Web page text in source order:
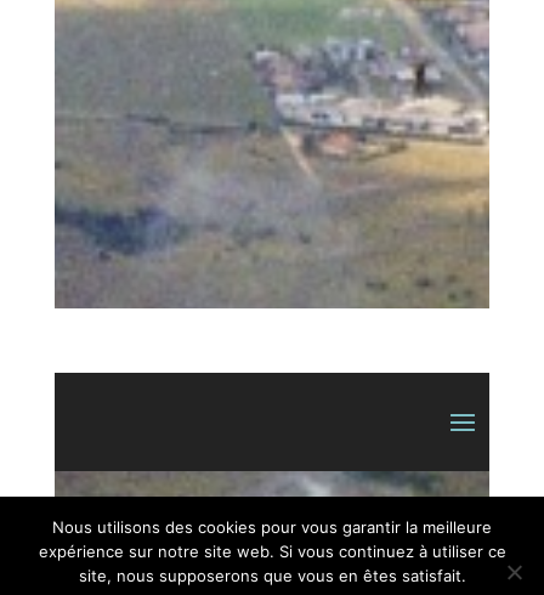
© 2019 – L'Amicale du 8 et du 7 – Tous droits réservés –Mentions
Nous utilisons des cookies pour vous garantir la meilleure
expérience sur notre site web. Si vous continuez à utiliser ce
site, nous supposerons que vous en êtes satisfait.